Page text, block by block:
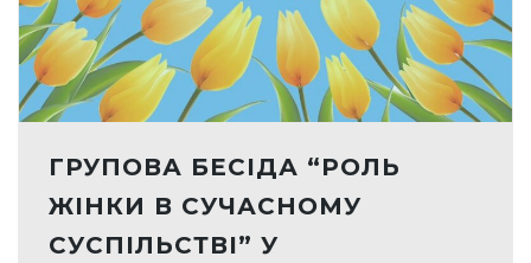
ГРУПОВА БЕСІДА “РОЛЬ
ЖІНКИ В СУЧАСНОМУ
СУСПІЛЬСТВІ” У